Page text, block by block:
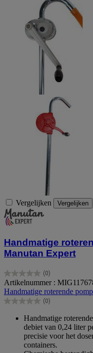
Vergelijken Vergelijken
Handmatige
Manutan Expert
(0)
0.0
van
de
5
Artikelnummer :
Handmatige roterende
(0)
0.0
sterren.
Handmatige
debiet van 0,24 liter
precisie voor het
containers.